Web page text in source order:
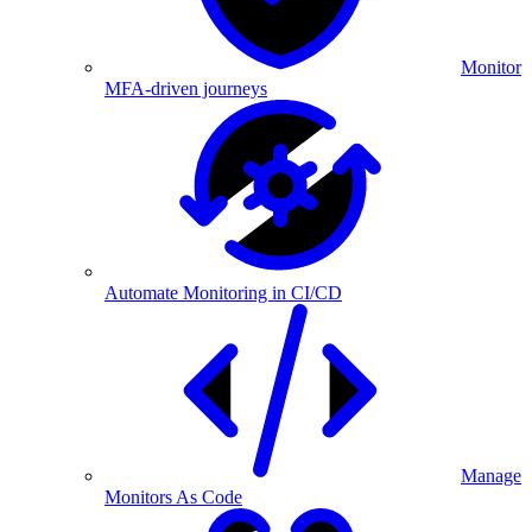
Monitor
MFA-driven journeys
Automate Monitoring in CI/CD
Manage
Monitors As Code